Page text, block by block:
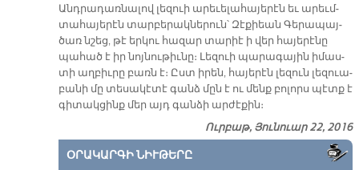
Անդ­րա­դառ­նա­լով լե­զուի ա­րե­ւե­լա­հա­յե­րէն եւ ա­րեւմ­
տա­հա­յե­րէն տար­բե­րակ­նե­րուն՝ Զէ­քիեան Գե­րա­պայ­
ծառ նշեց, թէ եր­կու հա­զար տա­րիէ ի վեր հա­յե­րէ­նը
պա­հած է իր նոյ­նու­թիւ­նը։ Լե­զուի պա­րա­գա­յին ի­մաս­
տի աղ­բիւ­րը բառն է։ Ըստ ի­րեն, հա­յե­րէն լե­զուն լե­զուա­
բա­նի մը տե­սա­կէ­տէ գանձ մըն է ու մենք բո­լորս պէտք է
գի­տակ­ցինք մեր այդ գան­ձի ար­ժէ­քին։
Ուրբաթ, Յունուար 22, 2016
ՕՐԱԿԱՐԳԻ ՆԻՒԹԵՐԸ